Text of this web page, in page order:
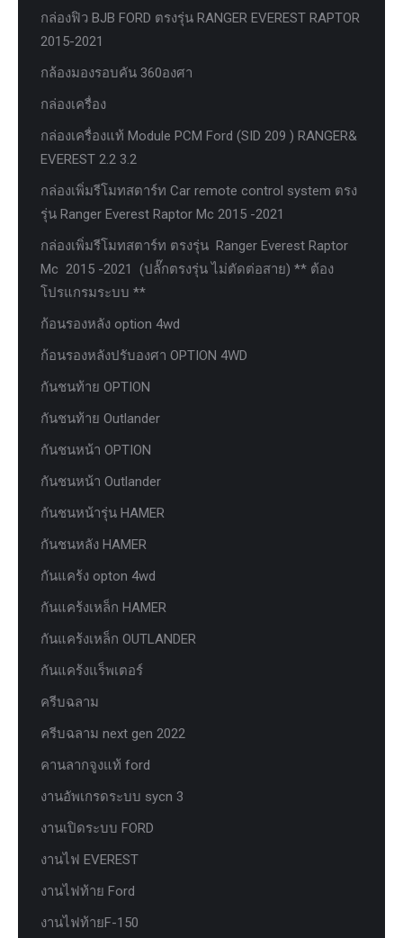
กล่องฟิว BJB FORD ตรงรุ่น RANGER EVEREST RAPTOR
2015-2021
กล้องมองรอบคัน 360องศา
กล่องเครื่อง
กล่องเครื่องแท้ Module PCM Ford (SID 209 ) RANGER&
EVEREST 2.2 3.2
กล่องเพิ่มรีโมทสตาร์ท Car remote control system ตรง
รุ่น Ranger Everest Raptor Mc 2015 -2021
กล่องเพิ่มรีโมทสตาร์ท ตรงรุ่น Ranger Everest Raptor
Mc 2015 -2021 (ปลั๊กตรงรุ่น ไม่ตัดต่อสาย) ** ต้อง
โปรแกรมระบบ **
ก้อนรองหลัง option 4wd
ก้อนรองหลังปรับองศา OPTION 4WD
กันชนท้าย OPTION
กันชนท้าย Outlander
กันชนหน้า OPTION
กันชนหน้า Outlander
กันชนหน้ารุ่น HAMER
กันชนหลัง HAMER
กันแคร้ง opton 4wd
กันแคร้งเหล็ก HAMER
กันแคร้งเหล็ก OUTLANDER
กันแคร้งแร็พเตอร์
ครีบฉลาม
ครีบฉลาม next gen 2022
คานลากจูงแท้ ford
งานอัพเกรดระบบ sycn 3
งานเปิดระบบ FORD
งานไฟ EVEREST
งานไฟท้าย Ford
งานไฟท้ายF-150